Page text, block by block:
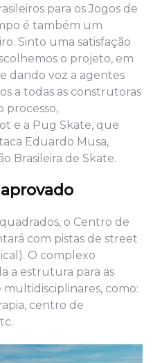
para os Jogos de
é também um
Sinto uma satisfação
o projeto, em
dando voz a agentes
a todas as construtoras
processo,
e a Pug Skate, que
Eduardo Musa,
Brasileira de Skate.
o Centro de
com pistas de street
O complexo
a estrutura para as
multidisciplinares, como:
centro de